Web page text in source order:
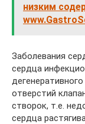
низким
Заболевания
сердца
отверстий
створок, т.е.
сердца